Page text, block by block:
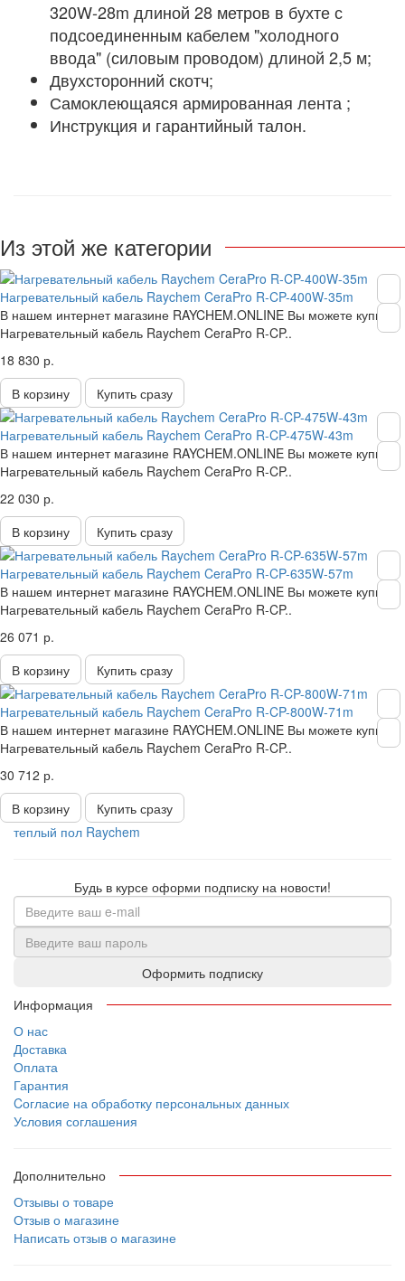
320W-28m длиной 28 метров в бухте с
подсоединенным кабелем "холодного
ввода" (силовым проводом) длиной 2,5 м;
Двухсторонний скотч;
Самоклеющаяся армированная лента ;
Инструкция и гарантийный талон.
Из этой же категории
Нагревательный кабель Raychem CeraPro R-CP-400W-35m
В нашем интернет магазине RAYCHEM.ONLINE Вы можете купить
Нагревательный кабель Raychem CeraPro R-CP..
18 830 р.
В корзину
Купить сразу
Нагревательный кабель Raychem CeraPro R-CP-475W-43m
В нашем интернет магазине RAYCHEM.ONLINE Вы можете купить
Нагревательный кабель Raychem CeraPro R-CP..
22 030 р.
В корзину
Купить сразу
Нагревательный кабель Raychem CeraPro R-CP-635W-57m
В нашем интернет магазине RAYCHEM.ONLINE Вы можете купить
Нагревательный кабель Raychem CeraPro R-CP..
26 071 р.
В корзину
Купить сразу
Нагревательный кабель Raychem CeraPro R-CP-800W-71m
В нашем интернет магазине RAYCHEM.ONLINE Вы можете купить
Нагревательный кабель Raychem CeraPro R-CP..
30 712 р.
В корзину
Купить сразу
теплый пол Raychem
Будь в курсе оформи подписку на новости!
Оформить подписку
Информация
О нас
Доставка
Оплата
Гарантия
Cогласие на обработку персональных данных
Условия соглашения
Дополнительно
Отзывы о товаре
Отзыв о магазине
Написать отзыв о магазине